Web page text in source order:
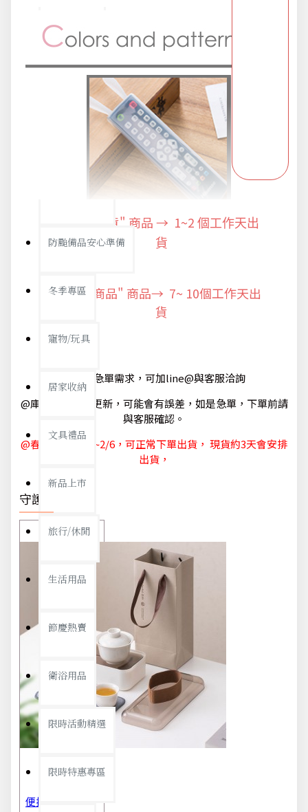
畢業狂歡季
開學季用品
防颱備品安心準備
冬季專區
寵物/玩具
居家收納
文具禮品
新品上市
旅行/休閒
生活用品
節慶熱賣
衛浴用品
限時活動精選
限時特惠專區
"快速出貨" 商品 → 1~2 個工作天出
貨
"預購商品" 商品→ 7~ 10個工作天出
貨
@如有急單需求，可加line@與客服洽詢
@庫存狀態隨時更新，可能會有誤差，如是急單，下單前請
與客服確認。
@春節休節 1/29~2/6，可正常下單出貨， 現貨約3天會安排
出貨，
守護你我